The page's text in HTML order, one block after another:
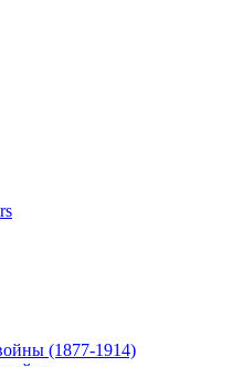
(1877-1914)